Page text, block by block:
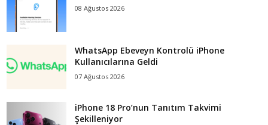
08 Ağustos 2026
WhatsApp Ebeveyn Kontrolü iPhone
Kullanıcılarına Geldi
07 Ağustos 2026
iPhone 18 Pro’nun Tanıtım Takvimi
Şekilleniyor